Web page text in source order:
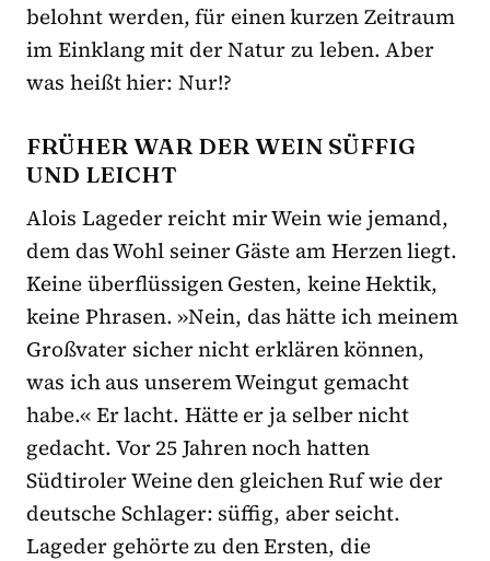
belohnt werden, für einen kurzen Zeitraum
im Einklang mit der Natur zu leben. Aber
was heißt hier: Nur!?
FRÜHER WAR DER WEIN SÜFFIG
UND LEICHT
Alois Lageder reicht mir Wein wie jemand,
dem das Wohl seiner Gäste am Herzen liegt.
Keine überflüssigen Gesten, keine Hektik,
keine Phrasen. »Nein, das hätte ich meinem
Großvater sicher nicht erklären können,
was ich aus unserem Weingut gemacht
habe.« Er lacht. Hätte er ja selber nicht
gedacht. Vor 25 Jahren noch hatten
Südtiroler Weine den gleichen Ruf wie der
deutsche Schlager: süffig, aber seicht.
Lageder gehörte zu den Ersten, die